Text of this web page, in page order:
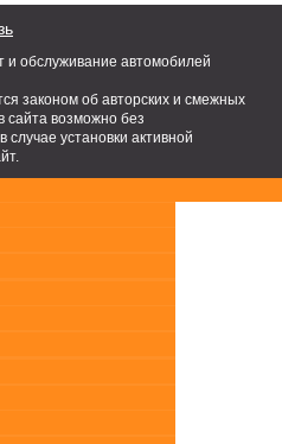
и обслуживание автомобилей
законом об авторских и смежных
сайта возможно без
случае установки активной